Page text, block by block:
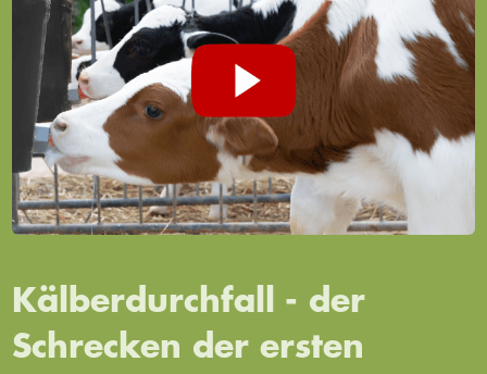
Kälberdurchfall - der
Schrecken der ersten